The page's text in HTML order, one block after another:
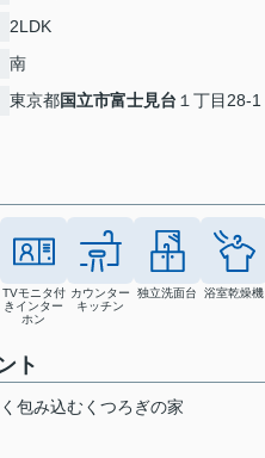
2LDK
南
東京都国立市富士見台 １丁目28-1
TVモニタ付
きインター
ホン
カウンター
キッチン
独立洗面台 浴室乾燥機
ト
包み込むくつろぎの家